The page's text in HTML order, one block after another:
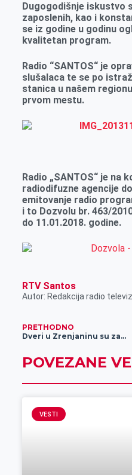
o
k
g
e
r
I
n
Dugogodišnje iskustvo
zaposlenih, kao i
se iz godine u godinu
kvalitetan program.
Radio “SANTOS“je
slušalaca te se po istraž
stanica u našem
prvommestu.
Radio „SANTOS“ je na
radiodifuzne agencije
emitovanje radio
i to Dozvolu br. 463/
do 11.01.2018. godine.
RTV Santos
Autor: Redakcija radio
PRETHODNO
Dveri u Zrenjaninu su zainteresovane za opstanak i unapređenje Banje “Rusanda“
POVEZANE
VESTI